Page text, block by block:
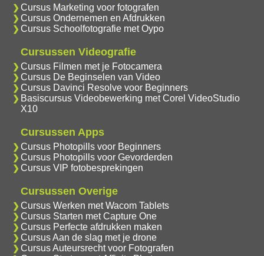
Cursus Marketing voor fotografen
Cursus Ondernemen en Afdrukken
Cursus Schoolfotografie met Oypo
Cursussen Videografie
Cursus Filmen met je Fotocamera
Cursus De Beginselen van Video
Cursus Davinci Resolve voor Beginners
Basiscursus Videobewerking met Corel VideoStudio
X10
Cursussen Apps
Cursus Photopills voor Beginners
Cursus Photopills voor Gevorderden
Cursus VIP fotobesprekingen
Cursussen Overige
Cursus Werken met Wacom Tablets
Cursus Starten met Capture One
Cursus Perfecte afdrukken maken
Cursus Aan de slag met je drone
Cursus Auteursrecht voor Fotografen